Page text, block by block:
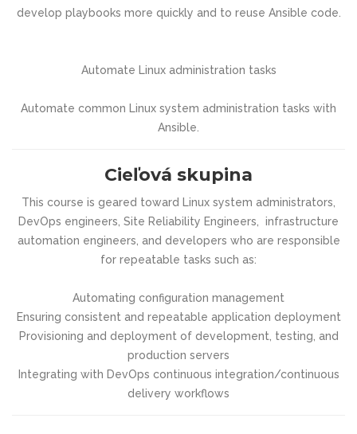
develop playbooks more quickly and to reuse Ansible code.
Automate Linux administration tasks
Automate common Linux system administration tasks with
Ansible.
Cieľová skupina
This course is geared toward Linux system administrators,
DevOps engineers, Site Reliability Engineers, infrastructure
automation engineers, and developers who are responsible
for repeatable tasks such as:
Automating configuration management
Ensuring consistent and repeatable application deployment
Provisioning and deployment of development, testing, and
production servers
Integrating with DevOps continuous integration/continuous
delivery workflows